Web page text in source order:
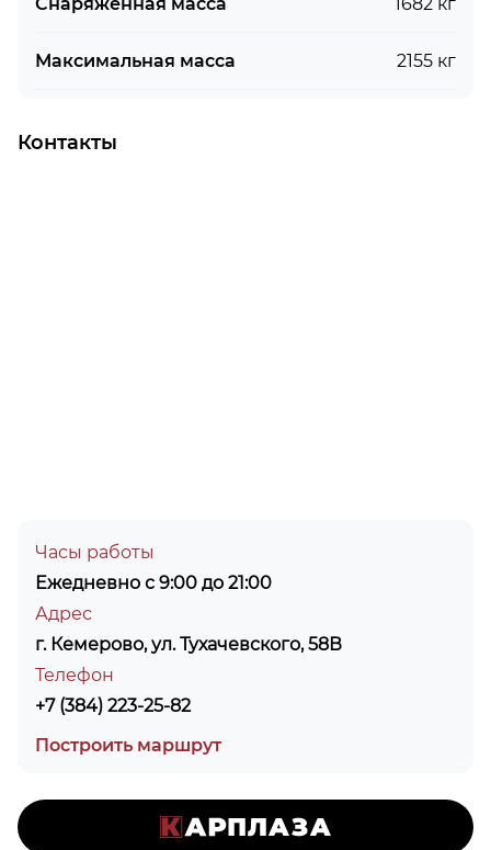
Максимальная масса 2155 кг
Контакты
Часы работы
Ежедневно с 9:00 до 21:00
Адрес
г. Кемерово, ул. Тухачевского, 58В
Телефон
+7 (384) 223-25-82
Построить маршрут